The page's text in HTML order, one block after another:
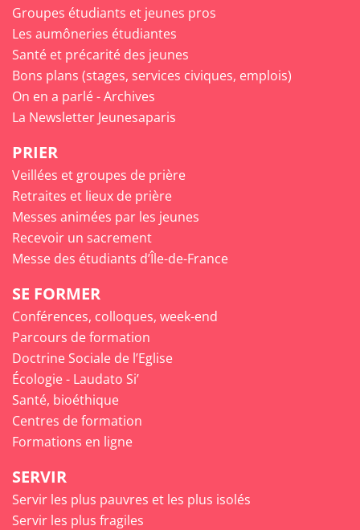
Groupes étudiants et jeunes pros
Les aumôneries étudiantes
Santé et précarité des jeunes
Bons plans (stages, services civiques, emplois)
On en a parlé - Archives
La Newsletter Jeunesaparis
PRIER
Veillées et groupes de prière
Retraites et lieux de prière
Messes animées par les jeunes
Recevoir un sacrement
Messe des étudiants d’Île-de-France
SE FORMER
Conférences, colloques, week-end
Parcours de formation
Doctrine Sociale de l’Eglise
Écologie - Laudato Si’
Santé, bioéthique
Centres de formation
Formations en ligne
SERVIR
Servir les plus pauvres et les plus isolés
Servir les plus fragiles